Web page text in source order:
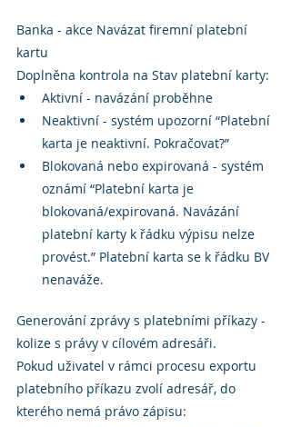
Banka - akce Navázat firemní platební
kartu
Doplněna kontrola na Stav platební karty:
Aktivní - navázání proběhne
Neaktivní - systém upozorní “Platební
karta je neaktivní. Pokračovat?”
Blokovaná nebo expirovaná - systém
oznámí “Platební karta je
blokovaná/expirovaná. Navázání
platební karty k řádku výpisu nelze
provést.” Platební karta se k řádku BV
nenaváže.
Generování zprávy s platebními příkazy -
kolize s právy v cílovém adresáři.
Pokud uživatel v rámci procesu exportu
platebního příkazu zvolí adresář, do
kterého nemá právo zápisu: